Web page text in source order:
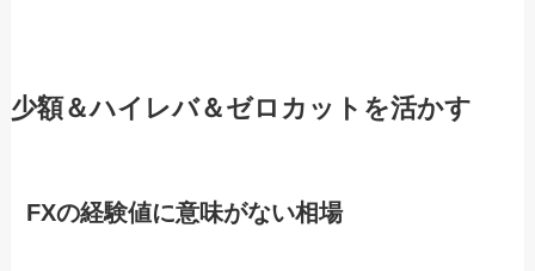
少額＆ハイレバ＆ゼロカットを活かす
FXの経験値に意味がない相場